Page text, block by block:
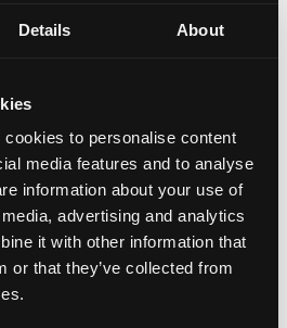
Details About
to personalise content
media features and to analyse
information about your use of
advertising and analytics
it with other information that
or that they’ve collected from
Branchen, darunter:
Gesundheitswesen,
sowie Öl und Gas
/ Etikettierung /